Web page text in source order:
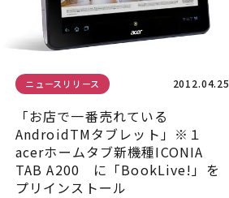
ニュースリリース 2012.04.25
「お店で一番売れている
AndroidTMタブレット」※１
acerホームタブ新機種ICONIA
TAB A200 に「BookLive!」を
プリインストール